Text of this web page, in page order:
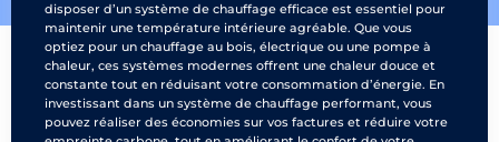
disposer d’un système de chauffage efficace est essentiel pour
maintenir une température intérieure agréable. Que vous
optiez pour un chauffage au bois, électrique ou une pompe à
chaleur, ces systèmes modernes offrent une chaleur douce et
constante tout en réduisant votre consommation d’énergie. En
investissant dans un système de chauffage performant, vous
pouvez réaliser des économies sur vos factures et réduire votre